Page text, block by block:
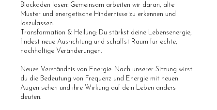
Blockaden lösen: Gemeinsam arbeiten wir daran, alte
Muster und energetische Hindernisse zu erkennen und
loszulassen.
Transformation & Heilung: Du stärkst deine Lebensenergie,
findest neue Ausrichtung und schaffst Raum für echte,
nachhaltige Veränderungen.
Neues Verständnis von Energie: Nach unserer Sitzung wirst
du die Bedeutung von Frequenz und Energie mit neuen
Augen sehen und ihre Wirkung auf dein Leben anders
deuten.